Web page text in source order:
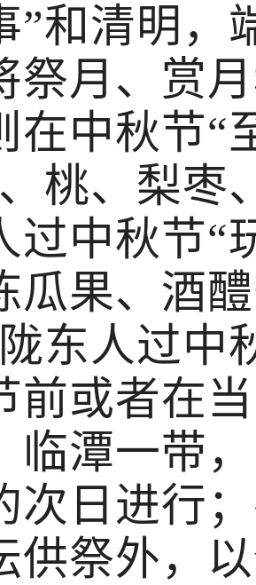
”和清明，
祭月、赏
在中秋节“
桃、梨枣
过中秋节“
瓜果、酒
东人过中
前或者在
临潭一带
次日进行
供祭外，